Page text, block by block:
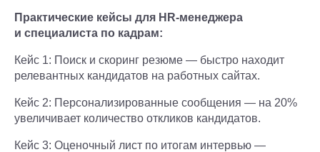
Практические кейсы для HR-менеджера
и специалиста по кадрам:
Кейс 1: Поиск и скоринг резюме — быстро находит
релевантных кандидатов на работных сайтах.
Кейс 2: Персонализированные сообщения — на 20%
увеличивает количество откликов кандидатов.
Кейс 3: Оценочный лист по итогам интервью —